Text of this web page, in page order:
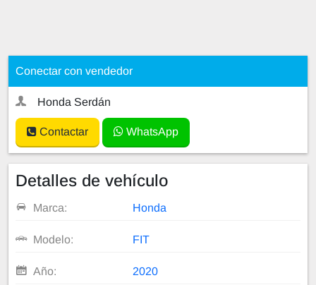
Conectar con vendedor
Honda Serdán
Contactar WhatsApp
Detalles de vehículo
Marca: Honda
Modelo: FIT
Año: 2020